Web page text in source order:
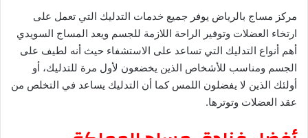
مركز مساج بالرياض يوفر جميع خدمات التدليك التي تعمل على
ارتخاء العضلات وتوفير الراحة اللازمة للجسم ويعد المساج السويدي
أهم أنواع التدليك التي تساعد على الاستشفاء حيث أنه لطيف على
الجسم ومناسب للأشخاص الذين يخضعون لأول مرة للتدليك، أو
أولئك الذين لا يفضلون اللمس كما أن التدليك يساعد في التخلص من
عقد العضلات وتوترها.